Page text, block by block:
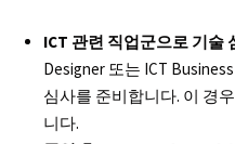
ICT 관련 직업군으로 기술
Designer 또는 ICT
심사를 준비합니다. 이 경
니다.